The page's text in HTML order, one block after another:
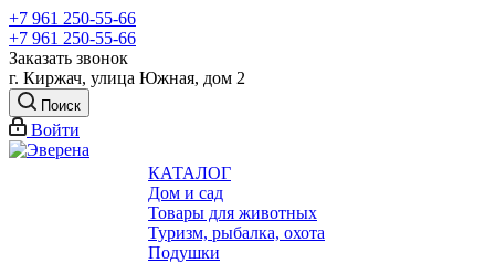
+7 961 250-55-66
+7 961 250-55-66
Заказать звонок
г. Киржач, улица Южная, дом 2
Поиск
Войти
КАТАЛОГ
Дом и сад
Товары для животных
Туризм, рыбалка, охота
Подушки